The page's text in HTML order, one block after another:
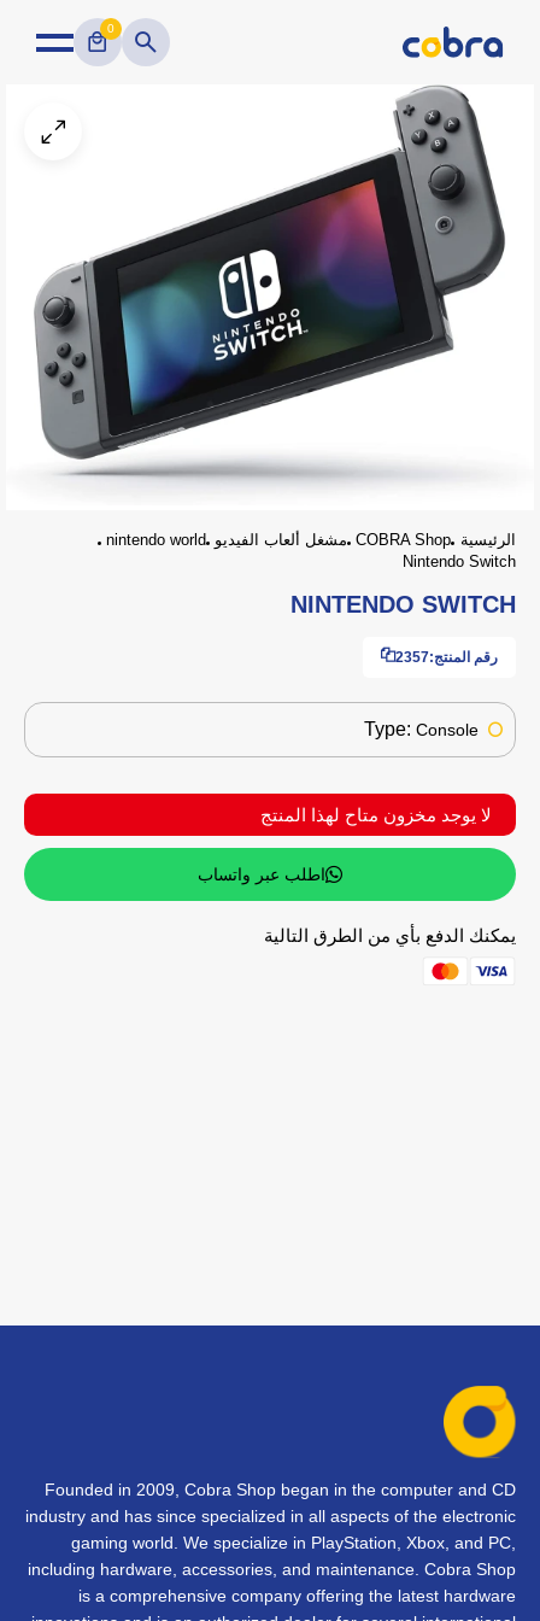
0
الرئيسية COBRA Shop مشغل ألعاب الفيديو nintendo world
Nintendo Switch
NINTENDO SWITCH
رقم المنتج:2357
Type: Console
لا يوجد مخزون متاح لهذا المنتج
اطلب عبر واتساب
يمكنك الدفع بأي من الطرق التالية
Founded in 2009, Cobra Shop began in the computer and CD
industry and has since specialized in all aspects of the electronic
gaming world. We specialize in PlayStation, Xbox, and PC,
including hardware, accessories, and maintenance. Cobra Shop
is a comprehensive company offering the latest hardware